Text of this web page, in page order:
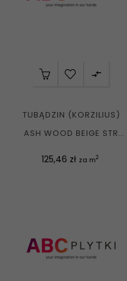

TUBĄDZIN (KORZILIUS)
ASH WOOD BEIGE STR
Cena
125,46 zł za m2